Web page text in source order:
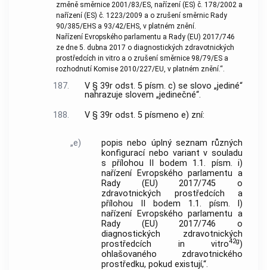
změně směrnice 2001/83/ES, nařízení (ES) č. 178/2002 a
nařízení (ES) č. 1223/2009 a o zrušení směrnic Rady
90/385/EHS a 93/42/EHS, v platném znění.
Nařízení Evropského parlamentu a Rady (EU) 2017/746
ze dne 5. dubna 2017 o diagnostických zdravotnických
prostředcích in vitro a o zrušení směrnice 98/79/ES a
rozhodnutí Komise 2010/227/EU, v platném znění.“.
187.
V § 39r odst. 5 písm. c) se slovo „jediné“
nahrazuje slovem „jedinečné“.
188.
V § 39r odst. 5 písmeno e) zní:
„e)
popis nebo úplný seznam různých
konfigurací nebo variant v souladu
s přílohou II bodem 1.1. písm. i)
nařízení Evropského parlamentu a
Rady (EU) 2017/745 o
zdravotnických prostředcích a
přílohou II bodem 1.1. písm. l)
nařízení Evropského parlamentu a
Rady (EU) 2017/746 o
diagnostických zdravotnických
prostředcích in vitro42g)
ohlašovaného zdravotnického
prostředku, pokud existují,“.